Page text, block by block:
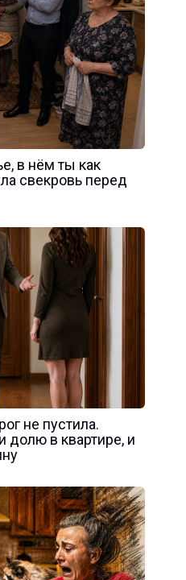
в нём ты как
свекровь перед
не пустила.
долю в квартире, и